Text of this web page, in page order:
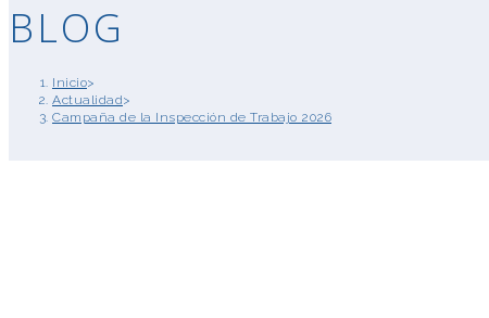
BLOG
Inicio>
Actualidad>
Campaña de la Inspección de Trabajo 2026